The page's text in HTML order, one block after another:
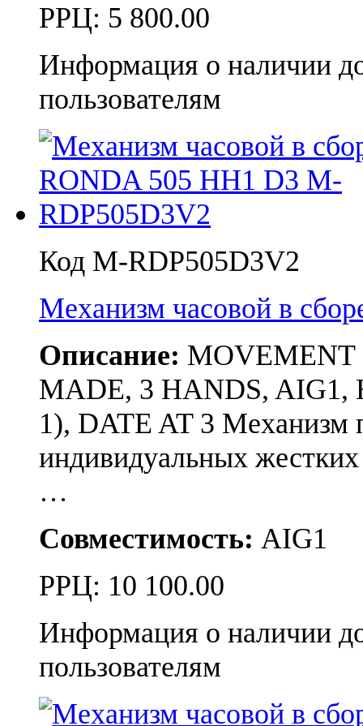
РРЦ: 5 800.00
Информация о наличии
пользователям
Код M-RDP505D3V2
Механизм часовой в
Описание: MOVEMENT
MADE, 3 HANDS,
1), DATE AT 3 Механизм
индивидуальных
…
Совместимость: AIG1
РРЦ: 10 100.00
Информация о наличии
пользователям